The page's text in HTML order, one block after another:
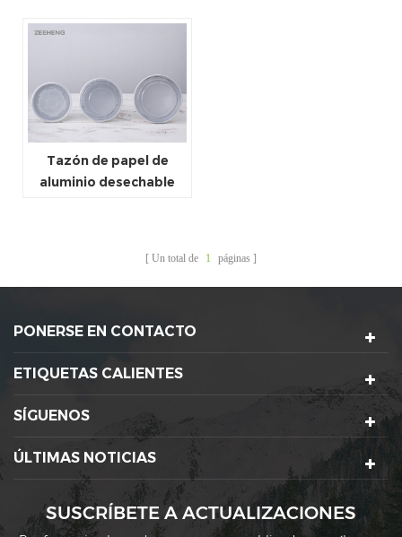
papel kraft
Tazón de papel de
aluminio desechable
Un total de 1 páginas
PONERSE EN CONTACTO
ETIQUETAS CALIENTES
SÍGUENOS
ÚLTIMAS NOTICIAS
SUSCRÍBETE A ACTUALIZACIONES